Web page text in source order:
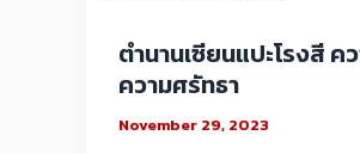
ตำนานเซียนแปะโรงสี ค
ความศรัทธา
November 29, 2023